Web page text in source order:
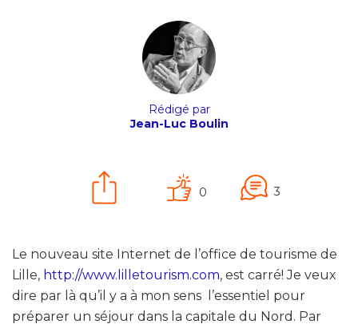
Rédigé par
Jean-Luc Boulin
0 3
Le nouveau site Internet de l’office de tourisme de
Lille, http://www.lilletourism.com, est carré! Je veux
dire par là qu’il y a à mon sens l’essentiel pour
préparer un séjour dans la capitale du Nord. Par